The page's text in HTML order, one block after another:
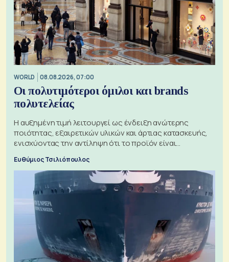
WORLD 08.08.2026, 07:00
Οι πολυτιμότεροι όμιλοι και brands
πολυτελείας
Η αυξημένη τιμή λειτουργεί ως ένδειξη ανώτερης
ποιότητας, εξαιρετικών υλικών και άρτιας κατασκευής,
ενισχύοντας την αντίληψη ότι το προϊόν είναι
Ευθύμιος Τσιλιόπουλος